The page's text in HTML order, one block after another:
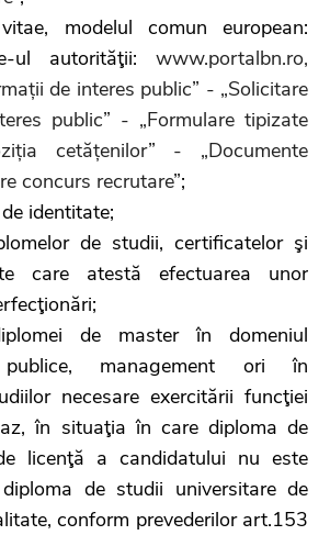
modelul comun european:
ul autorităţii: www.portalbn.ro,
de interes public” - „Solicitare
public” - „Formulare tipizate
cetățenilor” - „Documente
concurs recrutare”;
identitate;
de studii, certificatelor şi
care atestă efectuarea unor
de master în domeniul
publice, management ori în
necesare exercitării funcţiei
în situaţia în care diploma de
licenţă a candidatului nu este
de studii universitare de
conform prevederilor art.153